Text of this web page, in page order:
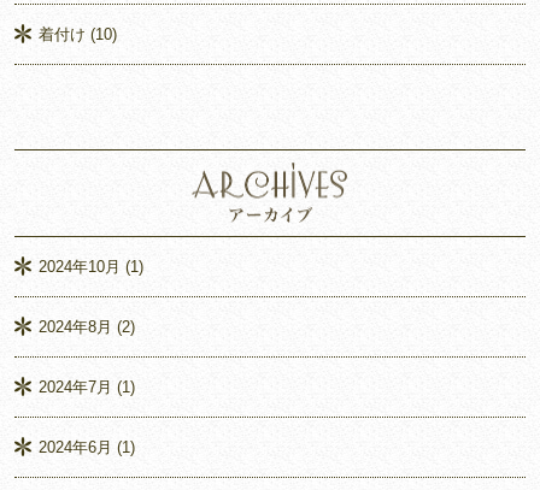
着付け (10)
2024年10月 (1)
2024年8月 (2)
2024年7月 (1)
2024年6月 (1)